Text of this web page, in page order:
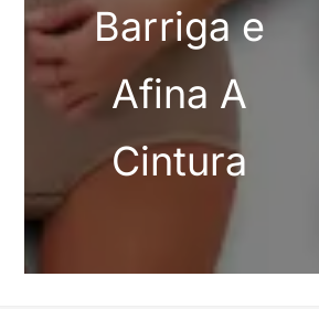
Barriga e
Afina A
Cintura